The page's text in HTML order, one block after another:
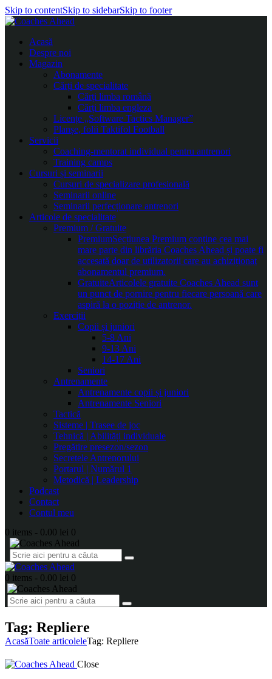
Skip to contentSkip to sidebarSkip to footer
Acasă
Despre noi
Magazin
Abonamente
Cărți de specialitate
Cărți limba română
Cărți limba engleza
Licențe „Software Tactics Manager”
Planșe, folii Taktifol Football
Servicii
Coaching-mentorat individual pentru antrenori
Training camps
Cursuri și seminarii
Cursuri de specializare profesională
Seminarii online
Seminarii perfecționare antrenori
Articole de specialitate
Premium / Gratuite
PremiumSecțiunea Premium conține cea mai
mare parte din librăria Coaches Ahead și poate fi
accesată doar de utilizatorii care au achiziționat
abonamentul premium.
GratuiteArticolele gratuite Coaches Ahead sunt
un punct de pornire pentru fiecare persoană care
aspiră la o poziție de antrenor.
Exerciții
Copii și juniori
5-8 Ani
9-13 Ani
14-17 Ani
Seniori
Antrenamente
Antrenamente copii și juniori
Antrenamente Seniori
Tactică
Sisteme | Trasee de joc
Tehnică | Abilități individuale
Pregătire presezon/sezon
Secretele Antrenorului
Portarul | Numărul 1
Metodică | Leadership
Podcast
Contact
Contul meu
0 items - 0.00 lei 0
0 items - 0.00 lei 0
Tag: Repliere
AcasăToate articoleleTag: Repliere
Close